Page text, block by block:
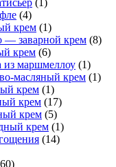
(4)
крем (1)
— заварной крем (8)
крем (6)
из маршмеллоу (1)
масляный крем (1)
крем (1)
крем (17)
крем (5)
крем (1)
(14)